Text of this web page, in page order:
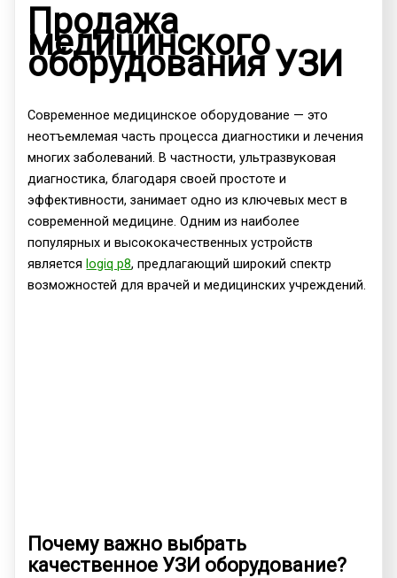
Продажа
медицинского
оборудования УЗИ
Современное медицинское оборудование — это
неотъемлемая часть процесса диагностики и лечения
многих заболеваний. В частности, ультразвуковая
диагностика, благодаря своей простоте и
эффективности, занимает одно из ключевых мест в
современной медицине. Одним из наиболее
популярных и высококачественных устройств
является logiq p8, предлагающий широкий спектр
возможностей для врачей и медицинских учреждений.
Почему важно выбрать
качественное УЗИ оборудование?